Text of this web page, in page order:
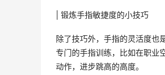
| 锻炼手指敏捷度的小技巧
除了技巧外，手指的灵活度也
专门的手指训练，比如在职业
动作，进步跳高的高度。